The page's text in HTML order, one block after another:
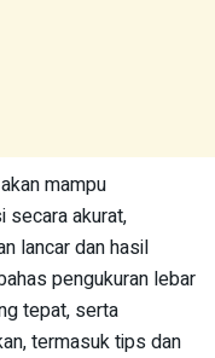
mampu
secara akurat,
lancar dan hasil
pengukuran lebar
tepat, serta
termasuk tips dan